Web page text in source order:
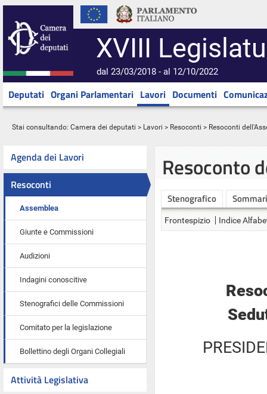
XVIII
dal 23/03/2018 - al 12/10/2022
Deputati Organi Parlamentari Lavori Documenti
Stai consultando: Camera dei deputati > Lavori > Resoconti > Resoconti
Agenda dei Lavori
Resoconti
Assemblea
Giunte e Commissioni
Audizioni
Indagini conoscitive
Stenografici delle Commissioni
Comitato per la legislazione
Bollettino degli Organi Collegiali
Attività Legislativa
Resoconto
Stenografico
Frontespizio Indice